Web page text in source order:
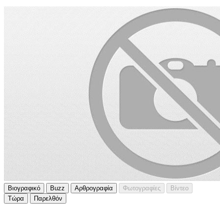
Βιογραφικό Buzz Αρθρογραφία Φωτογραφίες
Βίντεο
Τώρα
Παρελθόν